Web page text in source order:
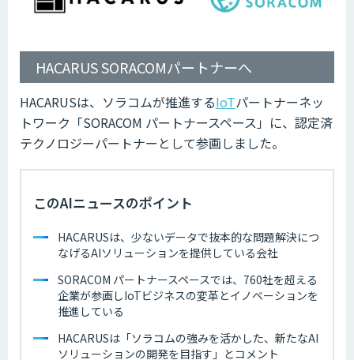
HACARUS SORACOMパートナーへ
HACARUSは、ソラコムが推進するIoTパートナーネッ
トワーク「SORACOM パートナースペース」に、認定済
テクノロジーパートナーとして参画しました。
このAIニュースのポイント
HACARUSは、少ないデータで抜本的な問題解決につ
なげるAIソリューションを提供している会社
SORACOM パートナースペースでは、760社を超える
企業が参画しIoTビジネスの変革とイノベーションを
推進している
HACARUSは「ソラコムの強みを活かした、新たなAI
ソリューションの開発を目指す」とコメント